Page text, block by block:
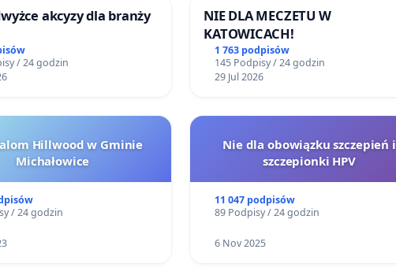
akcyzy dla branży
/ 24 godzin
NIE DLA MECZETU W
KATOWICACH!
1 763 podpisów
145 Podpisy / 24 godzin
29 Jul 2026
Hillwood w Gminie
Michałowice
/ 24 godzin
Nie dla obowiązku szczepień i
szczepionki HPV
11 047 podpisów
89 Podpisy / 24 godzin
6 Nov 2025